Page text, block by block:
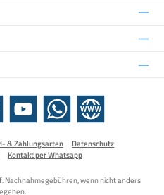
YouTube WhatsApp Website
& Zahlungsarten
Datenschutz
Kontakt per Whatsapp
Nachnahmegebühren, wenn nicht anders